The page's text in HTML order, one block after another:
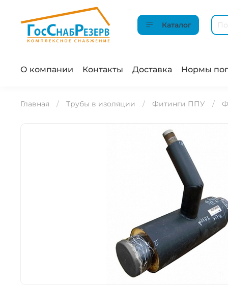
Каталог
О компании Контакты Доставка Нормы
Главная Трубы в изоляции Фитинги ППУ